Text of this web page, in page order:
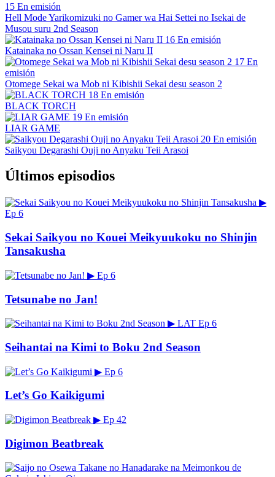
15 En emisión
Hell Mode Yarikomizuki no Gamer wa Hai Settei no Isekai de
Musou suru 2nd Season
16 En emisión
Katainaka no Ossan Kensei ni Naru II
17 En
emisión
Otomege Sekai wa Mob ni Kibishii Sekai desu season 2
18 En emisión
BLACK TORCH
19 En emisión
LIAR GAME
20 En emisión
Saikyou Degarashi Ouji no Anyaku Teii Arasoi
Últimos episodios
▶
Ep 6
Sekai Saikyou no Kouei Meikyuukoku no Shinjin
Tansakusha
▶ Ep 6
Tetsunabe no Jan!
▶ LAT Ep 6
Seihantai na Kimi to Boku 2nd Season
▶ Ep 6
Let’s Go Kaikigumi
▶ Ep 42
Digimon Beatbreak